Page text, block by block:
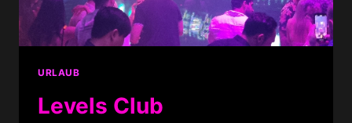
URLAUB
Levels Club